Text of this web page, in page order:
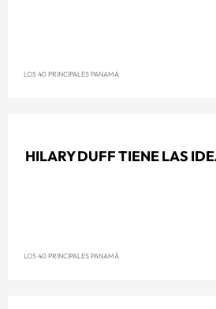
LOS 40 PRINCIPALES PANAMÁ
HILARY DUFF TIENE LAS
LOS 40 PRINCIPALES PANAMÁ